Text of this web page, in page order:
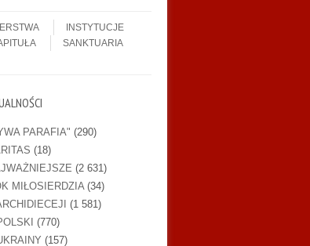
INSTYTUCJE
SANKTUARIA
PARAFIA" (290)
(18)
(2 631)
MIŁOSIERDZIA(34)
(1 581)
(770)
(157)